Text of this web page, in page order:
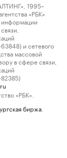
1995–
«РБК»
информации
и сетевого
массовой
в сфере связи,
«РБК».
биржа